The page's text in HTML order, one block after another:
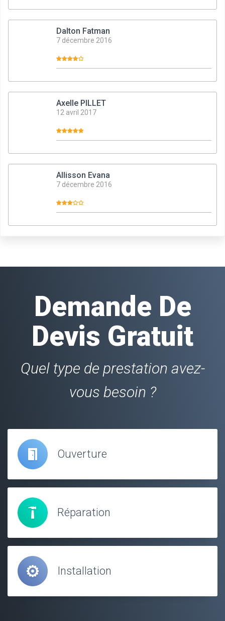
Dalton Fatman
7 décembre 2016
Axelle PILLET
12 avril 2017
Allisson Evana
7 décembre 2016
Demande De
Devis Gratuit
Quel type de prestation avez-
vous besoin ?
Ouverture
Réparation
Installation